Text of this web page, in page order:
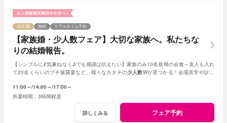
【家族婚・少人数フェア】大切な家族へ。私たちな
りの結婚報告。
残席 無料 リアルタイム予約
【シンプルに♪気兼ねなく♪でも感謝は伝えたい】家族のみ10名規模の会食～友人も入れ
て20名くらいのプチ披露宴など。様々なカタチの少人数Wが見つかる！会場見学や試食
11:00～ 14:00～ 17:00～
3時間程度
詳しくみる フェア予約